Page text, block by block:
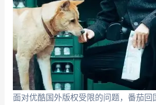
面对优酷国外版权受限的问题，番茄回